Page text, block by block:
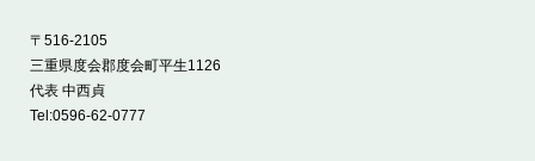
〒516-2105
三重県度会郡度会町平生1126
代表 中西貞
Tel:0596-62-0777